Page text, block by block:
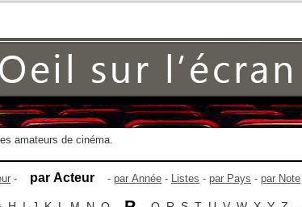
amateurs de cinéma.
- par Acteur - par Année - Listes - par Pays - par Note